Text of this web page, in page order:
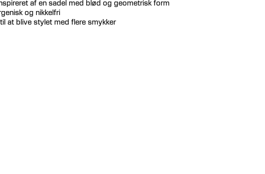
af en sadel med blød og geometrisk form
og nikkelfri
at blive stylet med flere smykker